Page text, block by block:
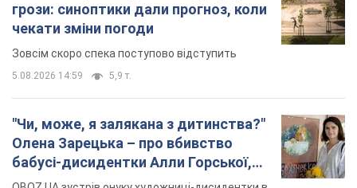
грози: синоптики дали прогноз, коли
чекати зміни погоди
Зовсім скоро спека поступово відступить
5.08.2026 14:59 5,9 т.
"Чи, може, я залякана з дитинства?"
Олена Зарецька – про вбивство
бабусі-дисидентки Алли Горської,
критику Дмитра Стуса та втечу в